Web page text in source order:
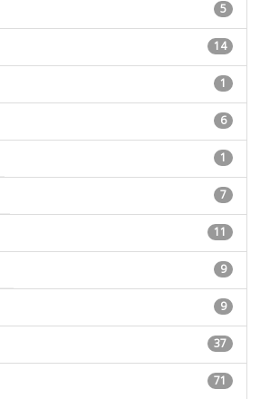
5
14
1
6
1
7
11
9
9
37
71